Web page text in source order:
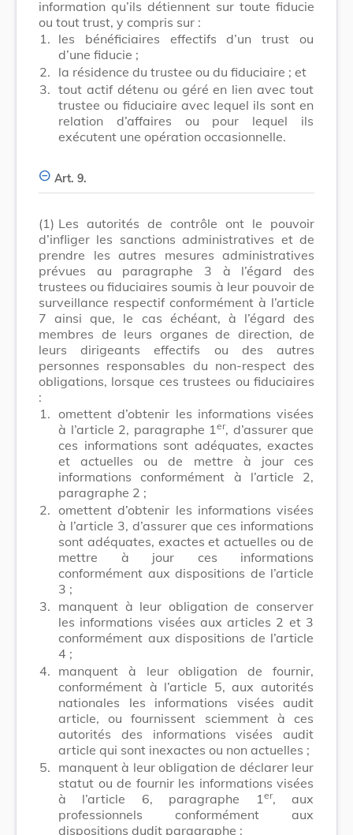
information qu’ils détiennent sur toute fiducie
ou tout trust, y compris sur :
1. les bénéficiaires effectifs d’un trust ou
d’une fiducie ;
2. la résidence du trustee ou du fiduciaire ; et
3. tout actif détenu ou géré en lien avec tout
trustee ou fiduciaire avec lequel ils sont en
relation d’affaires ou pour lequel ils
exécutent une opération occasionnelle.
Art. 9.
(1) Les autorités de contrôle ont le pouvoir
d’infliger les sanctions administratives et de
prendre les autres mesures administratives
prévues au paragraphe 3 à l’égard des
trustees ou fiduciaires soumis à leur pouvoir de
surveillance respectif conformément à l’article
7 ainsi que, le cas échéant, à l’égard des
membres de leurs organes de direction, de
leurs dirigeants effectifs ou des autres
personnes responsables du non-respect des
obligations, lorsque ces trustees ou fiduciaires
:
1. omettent d’obtenir les informations visées
à l’article 2, paragraphe 1 er, d’assurer que
ces informations sont adéquates, exactes
et actuelles ou de mettre à jour ces
informations conformément à l’article 2,
paragraphe 2 ;
2. omettent d’obtenir les informations visées
à l’article 3, d’assurer que ces informations
sont adéquates, exactes et actuelles ou de
mettre à jour ces informations
conformément aux dispositions de l’article
3 ;
3. manquent à leur obligation de conserver
les informations visées aux articles 2 et 3
conformément aux dispositions de l’article
4 ;
4. manquent à leur obligation de fournir,
conformément à l’article 5, aux autorités
nationales les informations visées audit
article, ou fournissent sciemment à ces
autorités des informations visées audit
article qui sont inexactes ou non actuelles ;
5. manquent à leur obligation de déclarer leur
statut ou de fournir les informations visées
à l’article 6, paragraphe 1 er, aux
professionnels conformément aux
dispositions dudit paragraphe ;